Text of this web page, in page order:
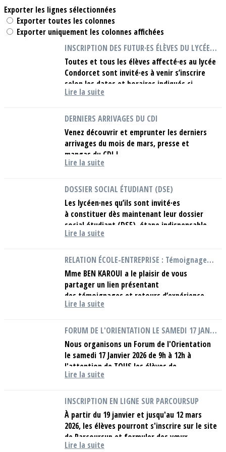
Exporter les lignes sélectionnées
Exporter toutes les colonnes
Exporter uniquement les colonnes affichées
INSCRIPTION DES FUTUR·ES ÉLÈVES DU LYCÉE CONDORCET
Toutes et tous les élèves affecté·es au lycée
Condorcet sont invité·es à venir s’inscrire
selon les dates et horaires indiqués ci-
dessous, OBLIGATOIREMENT AVEC LEUR...
Lire la suite
DERNIERS ARRIVAGES DU CDI
Venez découvrir et emprunter les derniers
arrivages du mois de mars, presse et
mangas du CDI !
Lire la suite
DOSSIER SOCIAL ÉTUDIANT (DSE)
Les lycéen·nes qu’ils sont invité·es
à constituer dès maintenant leur dossier
social étudiant (DSE), étape indispensable
pour toute demande de bourse sur critères
Lire la suite
RELATION ÉCOLE-ENTREPRISE : Témoignages de nos élèves
Mme BEN KAROUI a le plaisir de vous
partager un lien présentant
des témoignages et retours d’expérience de
nos élèves du lycée Condorcet, publiés sur le
Lire la suite
FORUM DE L'ORIENTATION LE SAMEDI 17 JANVIER 2026
Nous organisons un Forum de l'Orientation
le samedi 17 Janvier 2026 de 9h à 12h à
l'attention de TOUS les élèves de
Terminale.Nous y convions d'anciennes et
Lire la suite
INSCRIPTION EN LIGNE SUR PARCOURSUP
À partir du 19 janvier et jusqu'au 12 mars
2026, les élèves pourront s'inscrire sur le site
de Parcoursup et formuler des vœux
d'études supérieures sans obligation de
Lire la suite